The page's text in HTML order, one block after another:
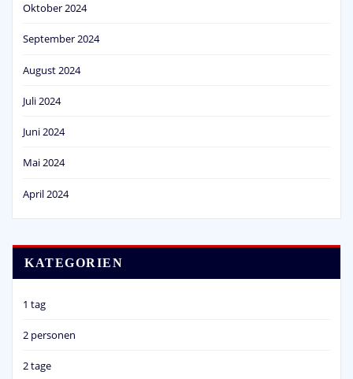
Oktober 2024
September 2024
August 2024
Juli 2024
Juni 2024
Mai 2024
April 2024
KATEGORIEN
1 tag
2 personen
2 tage